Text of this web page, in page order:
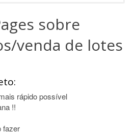
sobre
venda de lotes
rápido possível
!!
fazer